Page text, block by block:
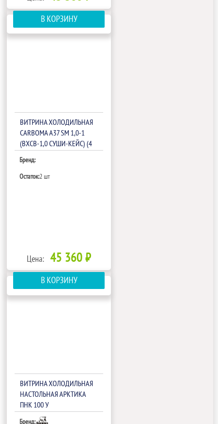
В КОРЗИНУ
ВИТРИНА ХОЛОДИЛЬНАЯ
CARBOMA A37 SM 1,0-1
(ВХСВ-1,0 СУШИ-КЕЙС) (4
Бренд:
Остаток:2 шт
Цена: 45 360 ₽
В КОРЗИНУ
ВИТРИНА ХОЛОДИЛЬНАЯ
НАСТОЛЬНАЯ АРКТИКА
ПНК 100 У
Бренд: